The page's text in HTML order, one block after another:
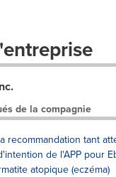
de la compagnie
recommandation tant
de l'APP pour
atopique (eczéma)